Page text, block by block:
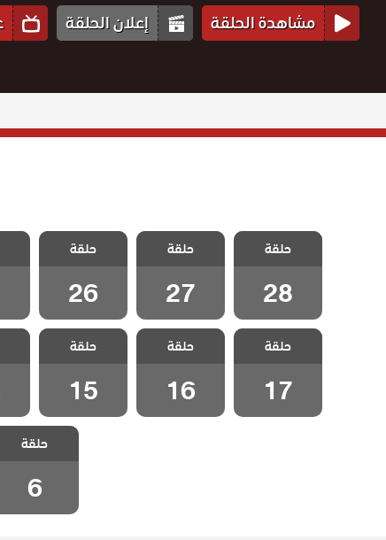
مشاهدة الحلقة إعلان الحلقة
مسلسل وجع
القلب الحلقة
28 والاخيرة
حلقة
28
مسلسل وجع
القلب الحلقة
27
حلقة
27
مسلسل وجع
القلب الحلقة
26
حلقة
26
مسلسل وجع
القلب الحلقة
17
حلقة
17
مسلسل وجع
القلب الحلقة
16
حلقة
16
مسلسل وجع
القلب الحلقة
15
حلقة
15
مسلسل وجع
القلب الحلقة 6
حلقة
6